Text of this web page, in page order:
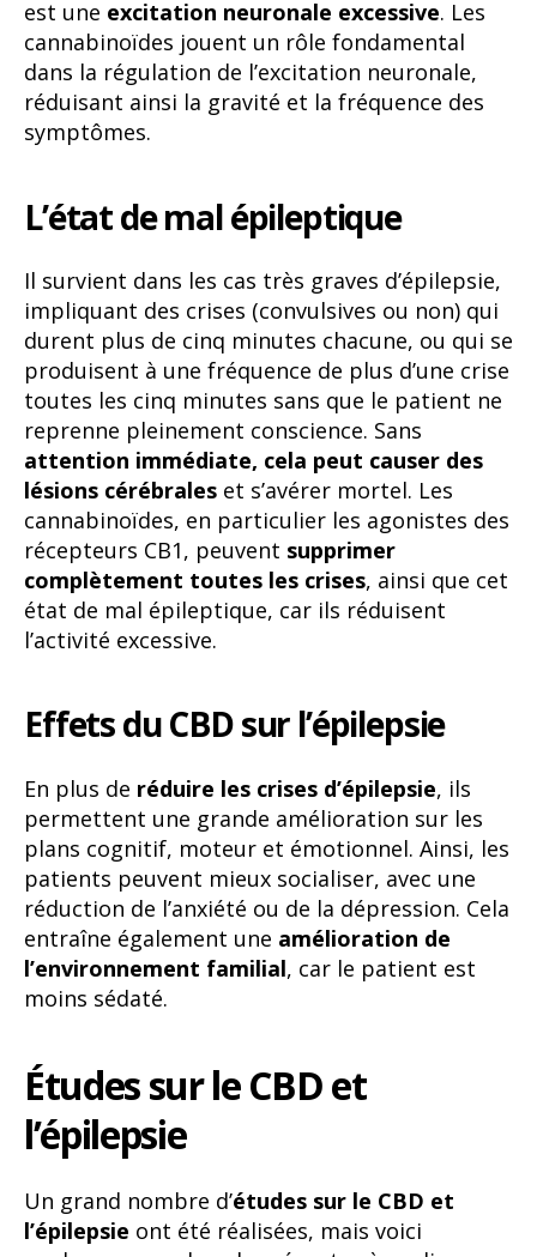
est une excitation neuronale excessive. Les
cannabinoïdes jouent un rôle fondamental
dans la régulation de l’excitation neuronale,
réduisant ainsi la gravité et la fréquence des
symptômes.
L’état de mal épileptique
Il survient dans les cas très graves d’épilepsie,
impliquant des crises (convulsives ou non) qui
durent plus de cinq minutes chacune, ou qui se
produisent à une fréquence de plus d’une crise
toutes les cinq minutes sans que le patient ne
reprenne pleinement conscience. Sans
attention immédiate, cela peut causer des
lésions cérébrales et s’avérer mortel. Les
cannabinoïdes, en particulier les agonistes des
récepteurs CB1, peuvent supprimer
complètement toutes les crises, ainsi que cet
état de mal épileptique, car ils réduisent
l’activité excessive.
Effets du CBD sur l’épilepsie
En plus de réduire les crises d’épilepsie, ils
permettent une grande amélioration sur les
plans cognitif, moteur et émotionnel. Ainsi, les
patients peuvent mieux socialiser, avec une
réduction de l’anxiété ou de la dépression. Cela
entraîne également une amélioration de
l’environnement familial, car le patient est
moins sédaté.
Études sur le CBD et
l’épilepsie
Un grand nombre d’études sur le CBD et
l’épilepsie ont été réalisées, mais voici